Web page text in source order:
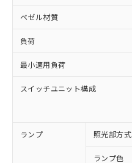
ベゼル材質
負荷
最小適用負荷
スイッチユニット構成
ランプ 照光部方式
ランプ色